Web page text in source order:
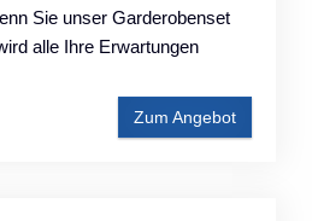
Sie unser Garderobenset
alle Ihre Erwartungen
Zum Angebot